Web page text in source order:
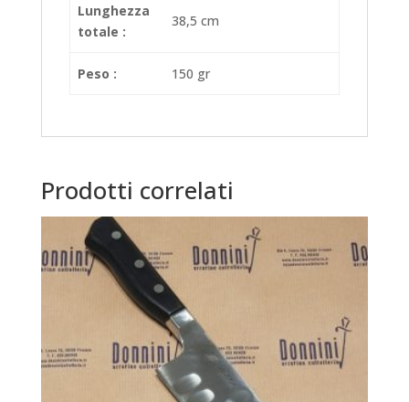
Lunghezza
totale :
38,5 cm
Peso : 150 gr
Prodotti correlati